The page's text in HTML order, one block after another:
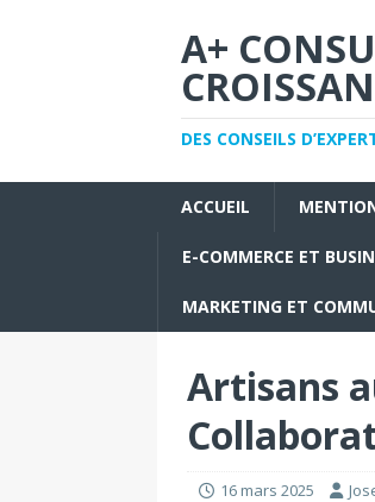
A+
DES CONSEILS
ACCUEIL
E-COMMERCE ET
MARKETING ET
Artisans
16 mars 2025